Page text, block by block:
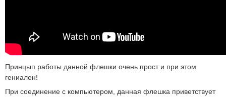
Принцып работы данной флешки очень прост и при этом
гениален!
При соединение с компьютером, данная флешка приветствует